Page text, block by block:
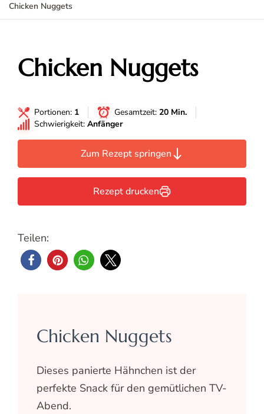
Chicken Nuggets
Chicken Nuggets
Portionen: 1 Gesamtzeit: 20 Min.
Schwierigkeit: Anfänger
Zum Rezept springen
Rezept drucken
Teilen:
Chicken Nuggets
Dieses panierte Hähnchen ist der
perfekte Snack für den gemütlichen TV-
Abend.